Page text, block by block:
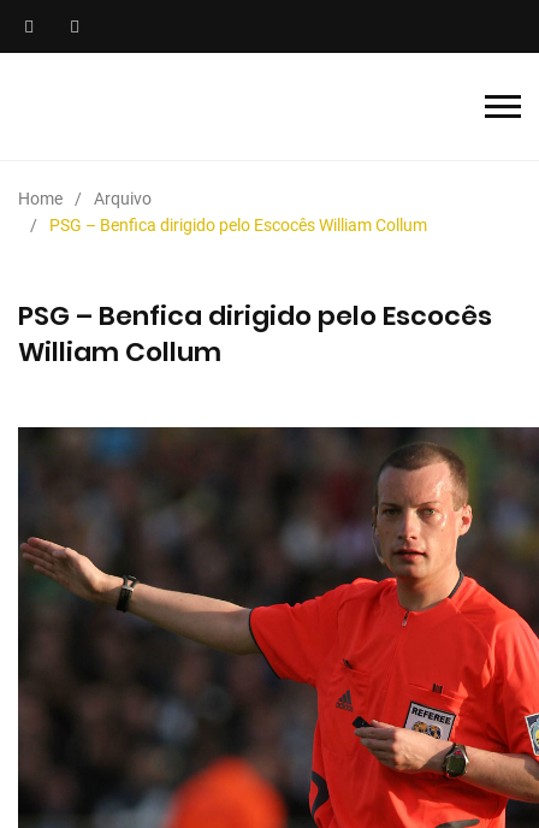
Home
Arquivo
PSG – Benfica dirigido pelo Escocês William Collum
PSG – Benfica dirigido pelo Escocês
William Collum